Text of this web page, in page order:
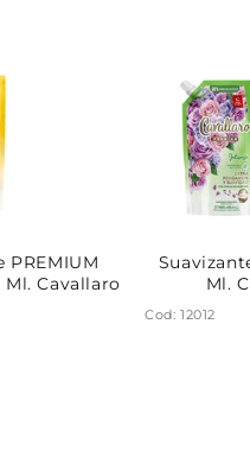
PREMIUM
Cavallaro
Ml.
Cod: 12012